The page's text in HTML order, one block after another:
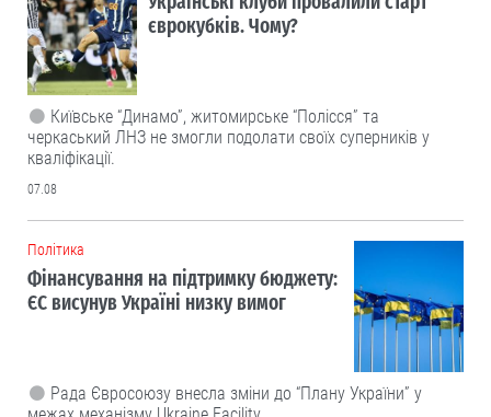
єврокубків. Чому?
Київське “Динамо”, житомирське “Полісся” та
черкаський ЛНЗ не змогли подолати своїх суперників у
кваліфікації.
07.08
Політика
Фінансування на підтримку бюджету:
ЄС висунув Україні низку вимог
Рада Євросоюзу внесла зміни до “Плану України” у